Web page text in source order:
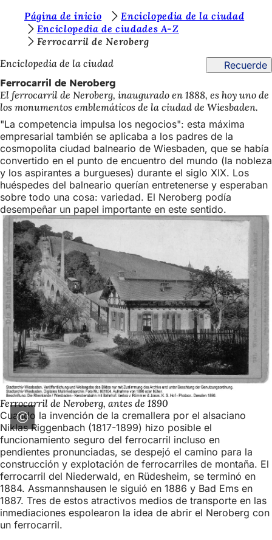
Saltar al contenido
t
á
s
a
q
u
í
:
Página de inicio
Enciclopedia de la ciudad
Enciclopedia de ciudades A-Z
Ferrocarril de Neroberg
Enciclopedia de la ciudad
Recuerde
Ferrocarril de Neroberg
El ferrocarril de Neroberg, inaugurado en 1888, es hoy uno de
los monumentos emblemáticos de la ciudad de Wiesbaden.
"La competencia impulsa los negocios": esta máxima
empresarial también se aplicaba a los padres de la
cosmopolita ciudad balneario de Wiesbaden, que se había
convertido en el punto de encuentro del mundo (la nobleza
y los aspirantes a burgueses) durante el siglo XIX. Los
huéspedes del balneario querían entretenerse y esperaban
sobre todo una cosa: variedad. El Neroberg podía
desempeñar un papel importante en este sentido.
Ferrocarril de Neroberg, antes de 1890
Cuando la invención de la cremallera por el alsaciano
Niklas Riggenbach (1817-1899) hizo posible el
funcionamiento seguro del ferrocarril incluso en
pendientes pronunciadas, se despejó el camino para la
construcción y explotación de ferrocarriles de montaña. El
ferrocarril del Niederwald, en Rüdesheim, se terminó en
1884. Assmannshausen le siguió en 1886 y Bad Ems en
1887. Tres de estos atractivos medios de transporte en las
inmediaciones espolearon la idea de abrir el Neroberg con
un ferrocarril.